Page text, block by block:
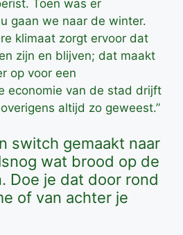
Toen was er
gaan we naar de winter.
klimaat zorgt ervoor dat
zijn en blijven; dat maakt
op voor een
economie van de stad drijft
altijd zo geweest.”
switch gemaakt naar
wat brood op de
Doe je dat door rond
of van achter je